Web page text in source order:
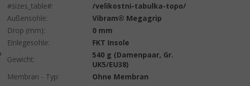
#sizes_table#:
/velikostni-tabulka-topo/
Außensohle:
Vibram® Megagrip
Drop (mm):
0 mm
Einlegesohle:
FKT Insole
Gewicht:
540 g (Damenpaar, Gr.
UK5/EU38)
Membran - Typ:
Ohne Membran